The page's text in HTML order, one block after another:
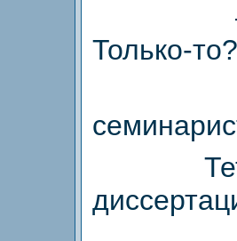
Только-